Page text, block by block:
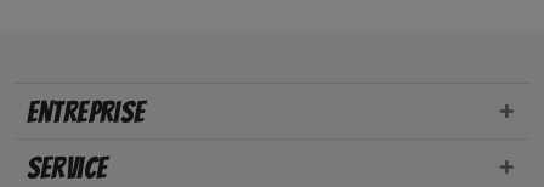
Entreprise
Service